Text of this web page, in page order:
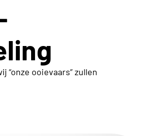
ooievaars” zullen